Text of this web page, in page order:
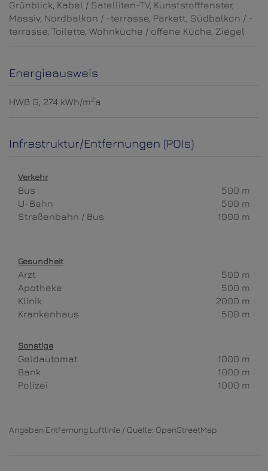
Grünblick Kabel / Satelliten-TV Kunststofffenster
Massiv Nordbalkon / -terrasse Parkett Südbalkon / -
terrasse Toilette Wohnküche / offene Küche Ziegel
Energieausweis
HWB G, 274 kWh/m2a
Infrastruktur/Entfernungen (POIs)
Verkehr
Bus
500 m
U-Bahn
500 m
Straßenbahn / Bus
1000 m
Gesundheit
Arzt
500 m
Apotheke
500 m
Klinik
2000 m
Krankenhaus
500 m
Sonstige
Geldautomat
1000 m
Bank
1000 m
Polizei
1000 m
Angaben Entfernung Luftlinie / Quelle: OpenStreetMap